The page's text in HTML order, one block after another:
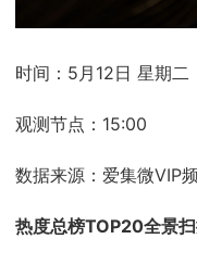
时间：5月12日 星期二
观测节点：15:00
数据来源：爱集微VIP
热度总榜TOP20全景